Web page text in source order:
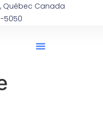
Québec Canada
5050